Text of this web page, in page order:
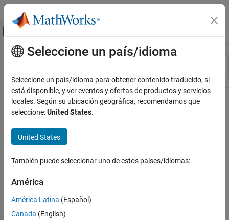
Saltar al contenido
Mostrar/ocultar menú de navegación
Recurso
Contenido principal
Seleccione un país/idioma
Seleccione un país/idioma para obtener contenido traducido, si
está disponible, y ver eventos y ofertas de productos y servicios
locales. Según su ubicación geográfica, recomendamos que
seleccione:United States.
United States
También puede seleccionar uno de estos países/idiomas:
América
América Latina (Español)
Canada (English)